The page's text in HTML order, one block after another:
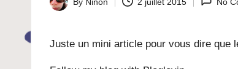
Posted
Juste un mini article pour vous dire que